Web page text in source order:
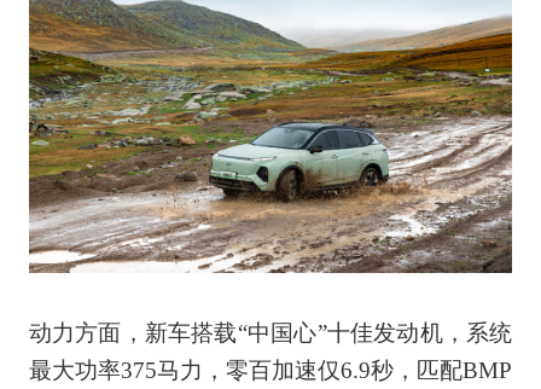
动力方面，新车搭载“中国心”十佳发动机，系统
最大功率375马力，零百加速仅6.9秒，匹配BMP